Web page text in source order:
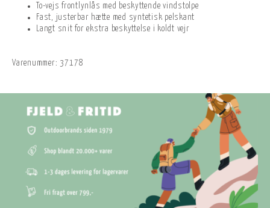
To-vejs frontlynlås med beskyttende vindstolpe
Fast, justerbar hætte med syntetisk pelskant
Langt snit for ekstra beskyttelse i koldt vejr
Varenummer: 37178